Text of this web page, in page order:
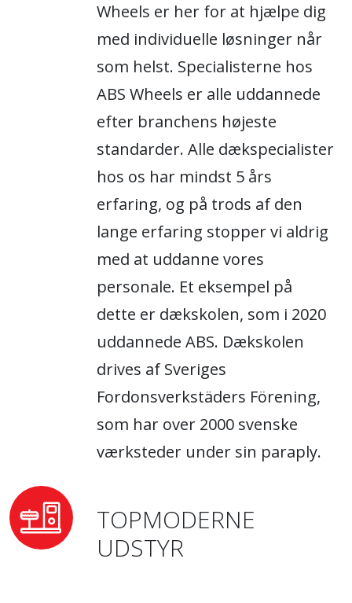
Wheels er her for at hjælpe dig
med individuelle løsninger når
som helst. Specialisterne hos
ABS Wheels er alle uddannede
efter branchens højeste
standarder. Alle dækspecialister
hos os har mindst 5 års
erfaring, og på trods af den
lange erfaring stopper vi aldrig
med at uddanne vores
personale. Et eksempel på
dette er dækskolen, som i 2020
uddannede ABS. Dækskolen
drives af Sveriges
Fordonsverkstäders Förening,
som har over 2000 svenske
værksteder under sin paraply.
TOPMODERNE
UDSTYR